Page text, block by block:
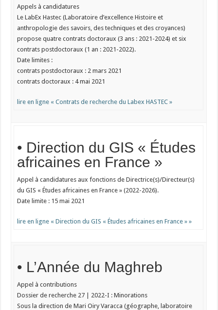
Appels à candidatures
Le LabEx Hastec (Laboratoire d’excellence Histoire et
anthropologie des savoirs, des techniques et des croyances)
propose quatre contrats doctoraux (3 ans : 2021-2024) et six
contrats postdoctoraux (1 an : 2021-2022).
Date limites :
contrats postdoctoraux : 2 mars 2021
contrats doctoraux : 4 mai 2021
lire en ligne « Contrats de recherche du Labex HASTEC »
• Direction du GIS « Études
africaines en France »
Appel à candidatures aux fonctions de Directrice(s)/Directeur(s)
du GIS « Études africaines en France » (2022-2026).
Date limite : 15 mai 2021
lire en ligne « Direction du GIS « Études africaines en France » »
• L’Année du Maghreb
Appel à contributions
Dossier de recherche 27 | 2022-I : Minorations
Sous la direction de Mari Oiry Varacca (géographe, laboratoire